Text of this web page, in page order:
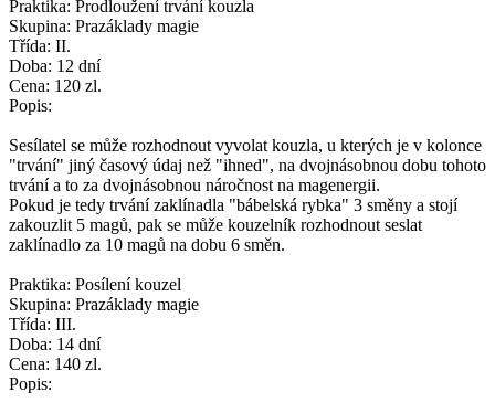
Praktika: Prodloužení trvání kouzla
Skupina: Prazáklady magie
Třída: II.
Doba: 12 dní
Cena: 120 zl.
Popis:
Sesílatel se může rozhodnout vyvolat kouzla, u kterých je v kolonce
"trvání" jiný časový údaj než "ihned", na dvojnásobnou dobu tohoto
trvání a to za dvojnásobnou náročnost na magenergii.
Pokud je tedy trvání zaklínadla "bábelská rybka" 3 směny a stojí
zakouzlit 5 magů, pak se může kouzelník rozhodnout seslat
zaklínadlo za 10 magů na dobu 6 směn.
Praktika: Posílení kouzel
Skupina: Prazáklady magie
Třída: III.
Doba: 14 dní
Cena: 140 zl.
Popis: